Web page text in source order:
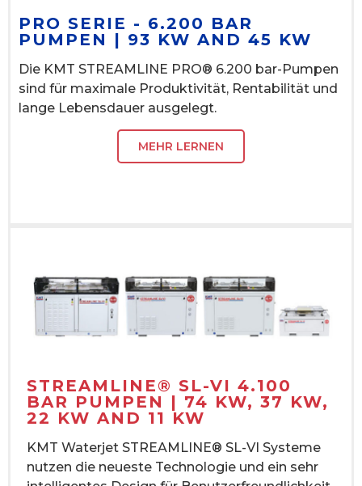
PRO SERIE - 6.200 BAR
PUMPEN | 93 KW AND 45 KW
Die KMT STREAMLINE PRO® 6.200 bar-Pumpen
sind für maximale Produktivität, Rentabilität und
lange Lebensdauer ausgelegt.
MEHR LERNEN
STREAMLINE® SL-VI 4.100
BAR PUMPEN | 74 KW, 37 KW,
22 KW AND 11 KW
KMT Waterjet STREAMLINE® SL-VI Systeme
nutzen die neueste Technologie und ein sehr